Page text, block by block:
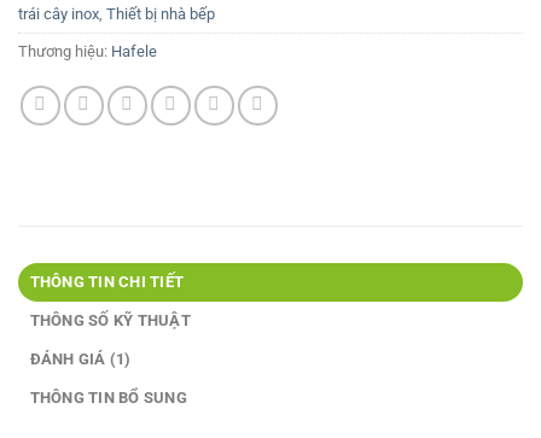
trái cây inox, Thiết bị nhà bếp
Thương hiệu: Hafele
THÔNG TIN CHI TIẾT
THÔNG SỐ KỸ THUẬT
ĐÁNH GIÁ (1)
THÔNG TIN BỔ SUNG